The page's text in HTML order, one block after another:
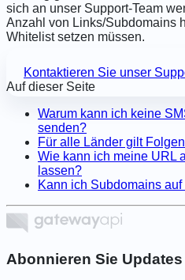
sich an unser Support-Team
Anzahl von Links/Subdomains
Whitelist setzen müssen.
Kontaktieren Sie unser
Auf dieser Seite
Warum kann ich keine
senden?
Für alle Länder gilt
Wie kann ich meine URL
lassen?
Kann ich Subdomains
Abonnieren Sie Updates